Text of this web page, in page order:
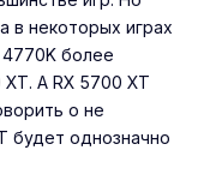
в некоторых играх
более
А RX 5700 XT
о не
будет однозначно